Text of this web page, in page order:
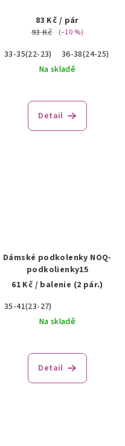
83 Kč / pár
93 Kč
(–10 %)
33-35(22-23)
36-38(24-25)
Na skladě
Detail
Dámské podkolenky NOQ-
podkolienky15
61 Kč / balenie (2 pár.)
35-41(23-27)
Na skladě
Detail